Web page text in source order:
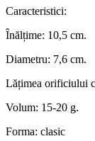
Caracteristici:
Înălțime: 10,5 cm.
Diametru: 7,6 cm.
Lățimea orificiului
Volum: 15-20 g.
Forma: clasic